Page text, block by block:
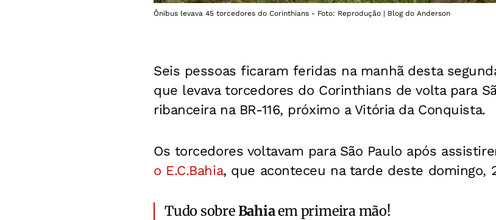
Ônibus levava 45 torcedores do Corinthians - Foto: Reprodução | Blog do Anderson
Seis pessoas ficaram feridas na manhã desta
que levava torcedores do Corinthians de volta para
ribanceira na BR-116, próximo a Vitória da Conquista.
Os torcedores voltavam para São Paulo após
o E.C.Bahia, que aconteceu na tarde deste domingo,
Tudo sobreBahiaem primeira mão!